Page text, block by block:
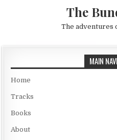
The
The adventures
MAIN
Home
Tracks
Books
About